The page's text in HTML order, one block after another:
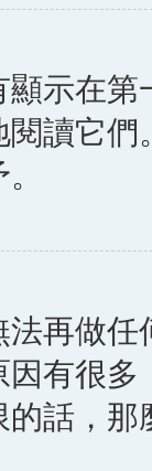
示在
讀它
再做
有很
話，